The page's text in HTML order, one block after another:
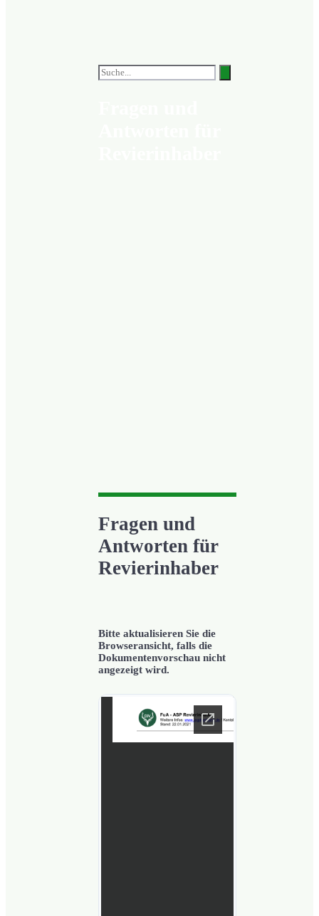
Fragen und
Antworten für
Revierinhaber
Bitte aktualisieren Sie die
Browseransicht, falls die
Dokumentenvorschau nicht
angezeigt wird.